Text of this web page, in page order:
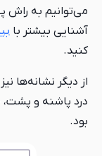
می‌توانیم به راش
آشنایی بیشتر با
کنید.
از دیگر نشانه‌ها
درد پاشنه و
بود.